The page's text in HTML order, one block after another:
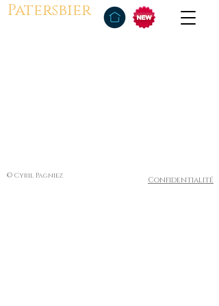
Patersbier
© Cyril Pagniez Confidentialité